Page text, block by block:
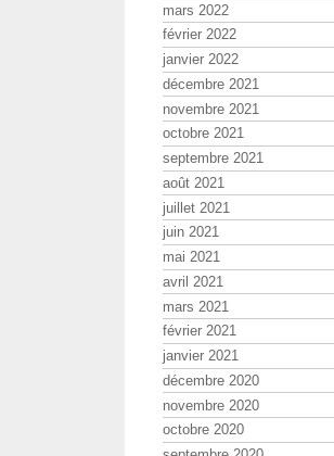
mars 2022
février 2022
janvier 2022
décembre 2021
novembre 2021
octobre 2021
septembre 2021
août 2021
juillet 2021
juin 2021
mai 2021
avril 2021
mars 2021
février 2021
janvier 2021
décembre 2020
novembre 2020
octobre 2020